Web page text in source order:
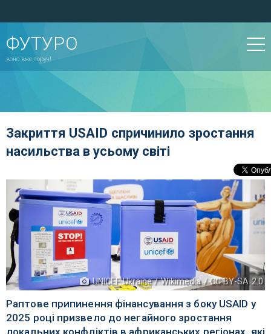
ФУТУРО
воно вже поруч!
Закриття USAID спричинило зростання
насильства в усьому світі
UNICEF Ukraine / Wikimedia / CC BY-SA 2.0
Раптове припинення фінансування з боку USAID у
2025 році призвело до негайного зростання